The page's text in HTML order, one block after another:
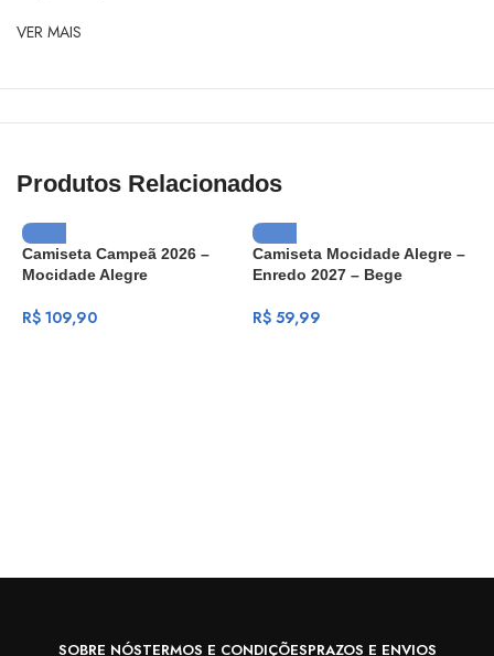
VER MAIS
Produtos Relacionados
Camiseta Campeã 2026 –
Mocidade Alegre
R$ 109,90
Camiseta Mocidade Alegre –
Enredo 2027 – Bege
R$59,99
SOBRE NÓSTERMOS E CONDIÇÕESPRAZOS E ENVIOS